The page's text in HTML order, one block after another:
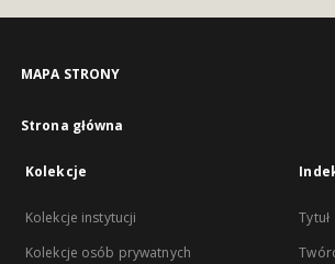
MAPA STRONY
Strona główna
Kolekcje
Kolekcje instytucji
Kolekcje osób prywatnych
Tytuł